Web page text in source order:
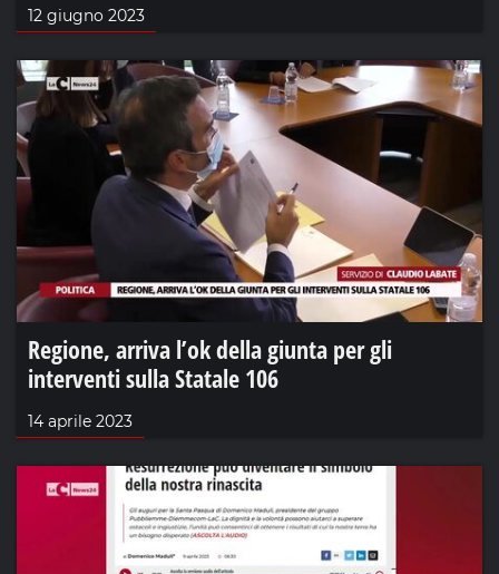
12 giugno 2023
Regione, arriva l’ok della giunta per gli
interventi sulla Statale 106
14 aprile 2023